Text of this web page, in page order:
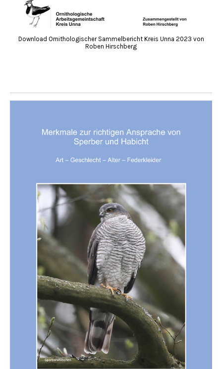
Download Ornithologischer Sammelbericht Kreis Unna 2023 von
Roben Hirschberg